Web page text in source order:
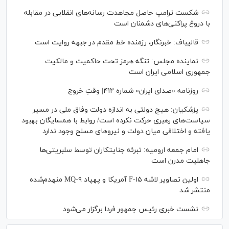
شکست ترامپ حاصل مجاهدت رسانه‌های انقلابی در مقابله
با دروغ پراکنی‌های دشمنان است
قالیباف: خبرنگار، رزمنده خط مقدم در جبهه روایت است
نماینده مجلس: تنگه هرمز تحت حاکمیت و مالکیت
جمهوری اسلامی ایران است
روزنامه «صدای ایران» شماره ۴۱۲| وقتِ خروج
پزشکیان: هیچ دولتی به اندازه دولت وفاق ملی در مسیر
سیاست‌های رهبری حرکت نکرده است/ روابط با همسایگان بهبود
یافته و اختلافی میان دولت و نیروهای مسلح وجود ندارد
امام جمعه ارومیه: تبرئه جنایتکاران توسط سلبریتی‌ها
جاهلیت مدرن است
اولین تصاویر لاشه F-۱۵ آمریکا و پهپاد MQ-۹ منهدم‌شده
منتشر شد
نشست خبری رئیس‌ جمهور فردا برگزار می‌شود